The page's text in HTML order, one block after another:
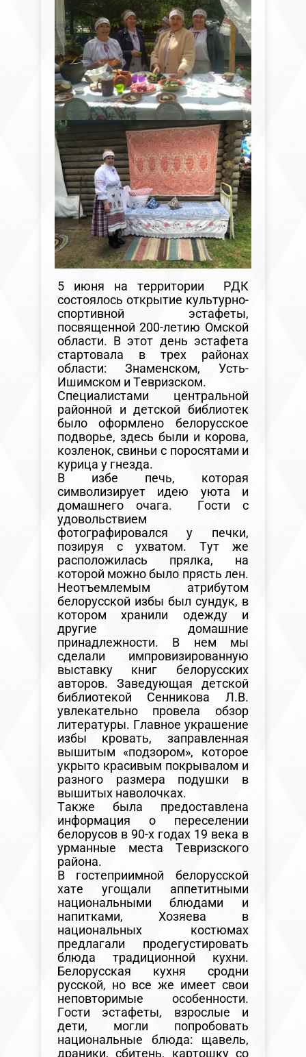
5 июня на территории РДК
состоялось открытие культурно-
спортивной эстафеты,
посвященной 200-летию Омской
области. В этот день эстафета
стартовала в трех районах
области: Знаменском, Усть-
Ишимском и Тевризском.
Специалистами центральной
районной и детской библиотек
было оформлено белорусское
подворье, здесь были и корова,
козленок, свиньи с поросятами и
курица у гнезда.
В избе печь, которая
символизирует идею уюта и
домашнего очага. Гости с
удовольствием
фотографировался у печки,
позируя с ухватом. Тут же
расположилась прялка, на
которой можно было прясть лен.
Неотъемлемым атрибутом
белорусской избы был сундук, в
котором хранили одежду и
другие домашние
принадлежности. В нем мы
сделали импровизированную
выставку книг белорусских
авторов. Заведующая детской
библиотекой Сенникова Л.В.
увлекательно провела обзор
литературы. Главное украшение
избы кровать, заправленная
вышитым «подзором», которое
укрыто красивым покрывалом и
разного размера подушки в
вышитых наволочках.
Также была предоставлена
информация о переселении
белорусов в 90-х годах 19 века в
урманные места Тевризского
района.
В гостеприимной белорусской
хате угощали аппетитными
национальными блюдами и
напитками, Хозяева в
национальных костюмах
предлагали продегустировать
блюда традиционной кухни.
Белорусская кухня сродни
русской, но все же имеет свои
неповторимые особенности.
Гости эстафеты, взрослые и
дети, могли попробовать
национальные блюда: щавель,
драники, сбитень, картошку со